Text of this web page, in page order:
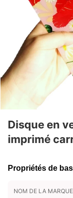
Disque en
imprimé
Propriétés de
NOM DE LA MARQUE